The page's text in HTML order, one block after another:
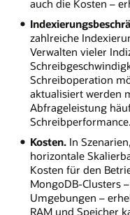
auch die Kosten –
zahlreiche
Verwalten vieler
Schreiboperation
aktualisiert werden
Abfrageleistung
Schreibperformance.
Kosten.In
horizontale
Kosten für den
MongoDB-Clusters
Umgebungen –
RAM und Speicher